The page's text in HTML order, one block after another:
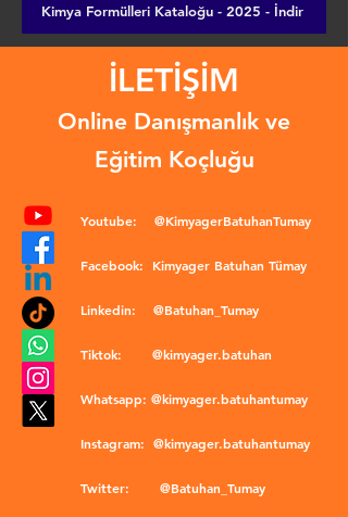
Kimya Formülleri Kataloğu - 2025 - İndir
İLETİŞİM
Online Danışmanlık ve
Eğitim Koçluğu
Youtube: @KimyagerBatuhanTumay
Facebook: Kimyager Batuhan Tümay
Linkedin: @Batuhan_Tumay
Tiktok: @kimyager.batuhan
Whatsapp: @kimyager.batuhantumay
Instagram: @kimyager.batuhantumay
Twitter: @Batuhan_Tumay